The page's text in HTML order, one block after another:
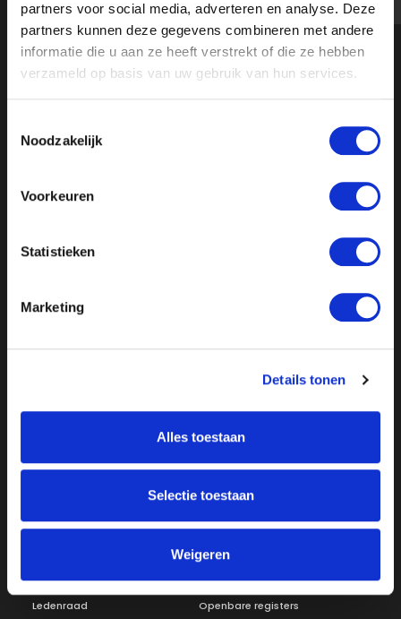
partners voor social media, adverteren en analyse. Deze
partners kunnen deze gegevens combineren met andere
informatie die u aan ze heeft verstrekt of die ze hebben
verzameld op basis van uw gebruik van hun services.
Noodzakelijk
Voorkeuren
Statistieken
Marketing
Details tonen
Alles toestaan
Selectie toestaan
Weigeren
Steunbetuigingen
Bestuur
Ledenraad
Redactiestatuut
Openbare registers